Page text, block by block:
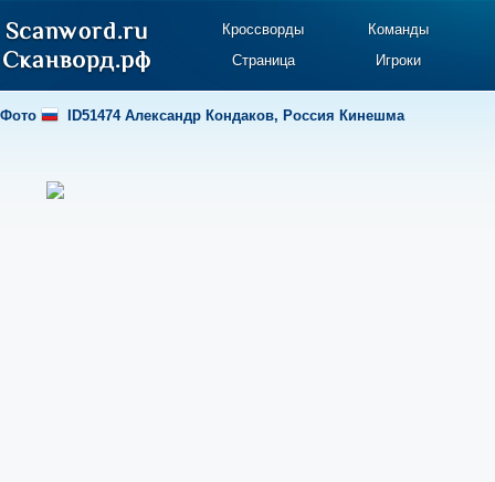
Кроссворды
Команды
Страница
Игроки
Фото ID51474 Александр Кондаков, Россия Кинешма